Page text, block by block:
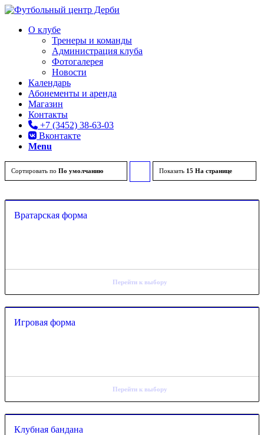
О клубе
Тренеры и команды
Администрация клуба
Фотогалерея
Новости
Календарь
Абонементы и аренда
Магазин
Контакты
+7 (3452) 38-63-03
Вконтакте
Menu
Сортировать по По умолчанию Сортировать
Показать 15 На странице
Вратарская форма
Перейти к выбору
Игровая форма
Перейти к выбору
Клубная бандана